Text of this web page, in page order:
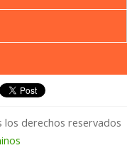
tu
derechos reservados